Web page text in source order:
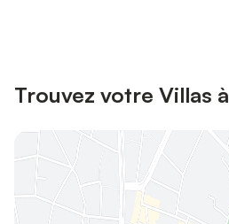
Trouvez votre Villas